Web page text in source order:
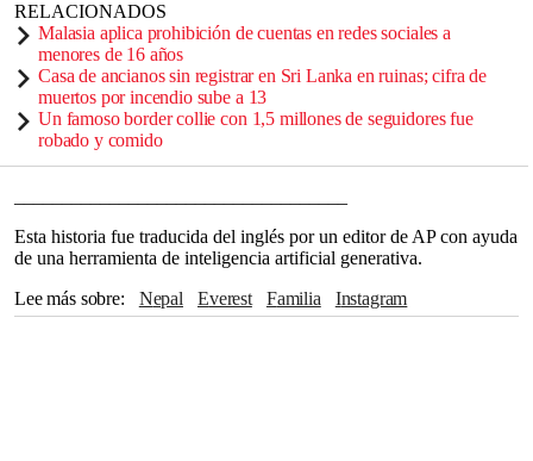
RELACIONADOS
Malasia aplica prohibición de cuentas en redes sociales a
menores de 16 años
Casa de ancianos sin registrar en Sri Lanka en ruinas; cifra de
muertos por incendio sube a 13
Un famoso border collie con 1,5 millones de seguidores fue
robado y comido
Esta historia fue traducida del inglés por un editor de AP con ayuda
de una herramienta de inteligencia artificial generativa.
Lee más sobre
Nepal Everest Familia Instagram